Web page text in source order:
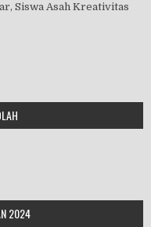
Siswa Asah Kreativitas
2024